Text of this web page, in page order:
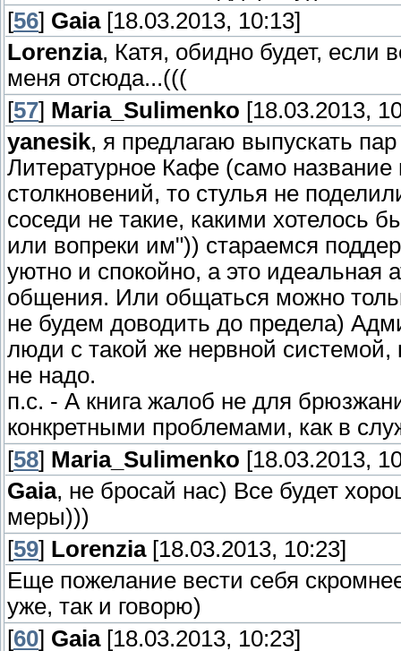
[56] Gaia[18.03.2013, 10:13]
Lorenzia, Катя, обидно будет, если
меня отсюда...(((
[57] Maria_Sulimenko [18.03.2013,
yanesik, я предлагаю выпускать
Литературное Кафе (само название
столкновений, то стулья не
соседи не такие, какими
или вопреки им")) стараемся
уютно и спокойно, а это
общения. Или общаться можно
не будем доводить до предела)
люди с такой же нервной системой,
не надо.
п.с. - А книга жалоб не для
конкретными проблемами, как в
[58] Maria_Sulimenko [18.03.2013,
Gaia, не бросай нас) Все будет
меры)))
[59] Lorenzia[18.03.2013, 10:23]
Еще пожелание вести себя
уже, так и говорю)
[60] Gaia[18.03.2013, 10:23]